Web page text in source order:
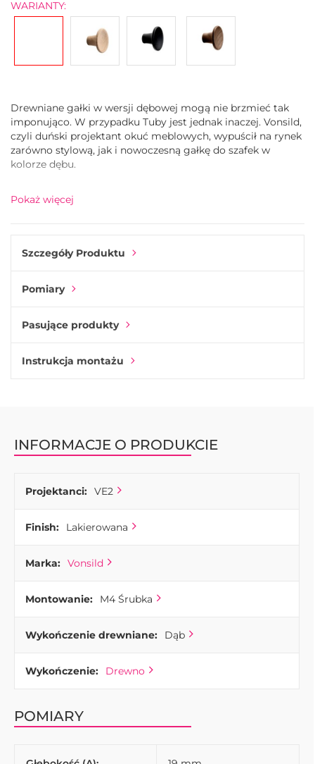
WARIANTY:
Drewniane gałki w wersji dębowej mogą nie brzmieć tak
imponująco. W przypadku Tuby jest jednak inaczej. Vonsild,
czyli duński projektant okuć meblowych, wypuścił na rynek
zarówno stylową, jak i nowoczesną gałkę do szafek w
kolorze dębu.
. Jeśli planujesz zakup tej gałki do swojej kuchni, zadbaj o
to, aby połączyć ją z uchwytami Tuba do większych szuflad i
Pokaż więcej
Szczegóły Produktu
Pomiary
Pasujące produkty
Instrukcja montażu
INFORMACJE O PRODUKCIE
Projektanci: VE2
Finish: Lakierowana
Marka: Vonsild
Montowanie: M4 Śrubka
Wykończenie drewniane: Dąb
Wykończenie: Drewno
POMIARY